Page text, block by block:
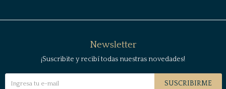
Newsletter
¡Suscribite y recibí todas nuestras novedades!
SUSCRIBIRME